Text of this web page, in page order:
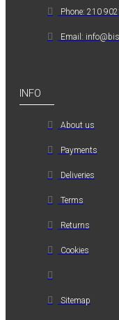
Phone: 210
Email:
INFO
About us
Payments
Deliveries
Terms
Returns
Cookies
Sitemap